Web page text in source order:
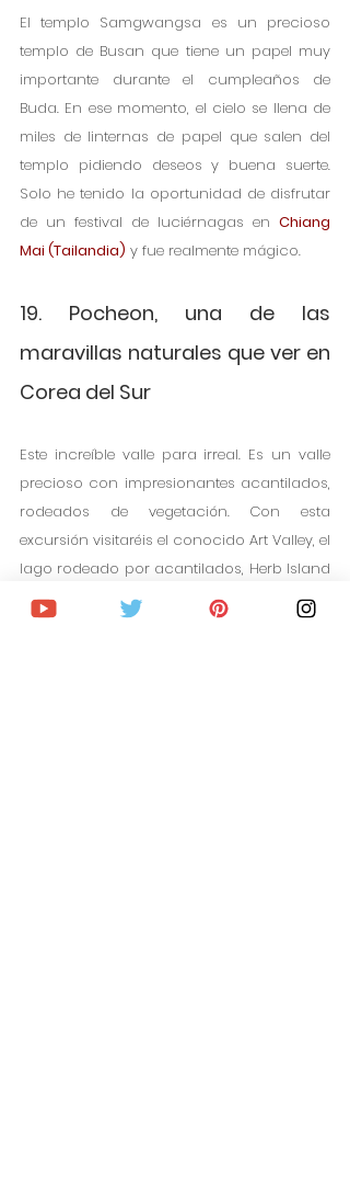
El templo Samgwangsa es un precioso
templo de Busan que tiene un papel muy
importante durante el cumpleaños de
Buda. En ese momento, el cielo se llena de
miles de linternas de papel que salen del
templo pidiendo deseos y buena suerte.
Solo he tenido la oportunidad de disfrutar
de un festival de luciérnagas en Chiang
Mai (Tailandia) y fue realmente mágico.
19. Pocheon, una de las
maravillas naturales que ver en
Corea del Sur
Este increíble valle para irreal. Es un valle
precioso con impresionantes acantilados,
rodeados de vegetación. Con esta
excursión visitaréis el conocido Art Valley, el
lago rodeado por acantilados, Herb Island
y también haréis una parada en una
granja de fresas y manzanas.